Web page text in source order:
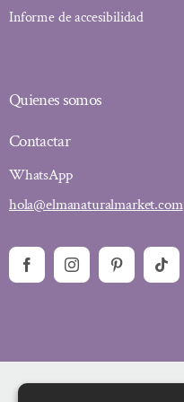
Informe de accesibilidad
Quienes somos
Contactar
WhatsApp
hola@elmanaturalmarket.com